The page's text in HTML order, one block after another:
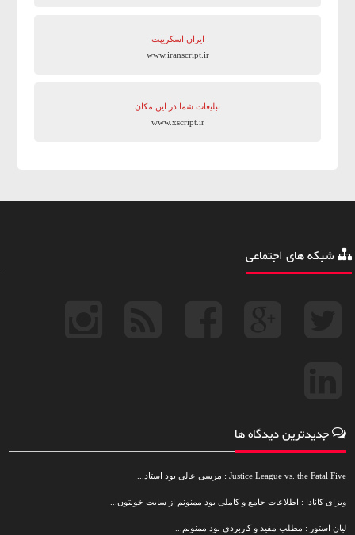
ایران اسکریپت
www.iranscript.ir
تبلیغات شما در این مکان
www.xscript.ir
شبکه های اجتماعی
جدیدترین دیدگاه ها
Justice League vs. the Fatal Five : مرسی عالی بود استاد...
ویزای کانادا : اطلاعات جامع و کاملی بود ممنونم از سایت خوبتون...
لیان استور : مطلب مفید و کاربردی بود ممنونم...